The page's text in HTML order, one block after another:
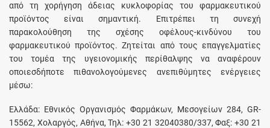
από τη χορήγηση άδειας κυκλοφορίας του φαρμακευτικού
προϊόντος είναι σημαντική. Επιτρέπει τη συνεχή
παρακολούθηση της σχέσης οφέλους-κινδύνου του
φαρμακευτικού προϊόντος. Ζητείται από τους επαγγελματίες
του τομέα της υγειονομικής περίθαλψης να αναφέρουν
οποιεσδήποτε πιθανολογούμενες ανεπιθύμητες ενέργειες
μέσω:
Ελλάδα: Εθνικός Οργανισμός Φαρμάκων, Μεσογείων 284, GR-
15562, Χολαργός, Αθήνα, Τηλ: +30 21 32040380/337, Φαξ: +30 21